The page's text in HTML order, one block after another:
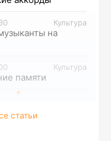
Культура
на
Культура
памяти
статьи